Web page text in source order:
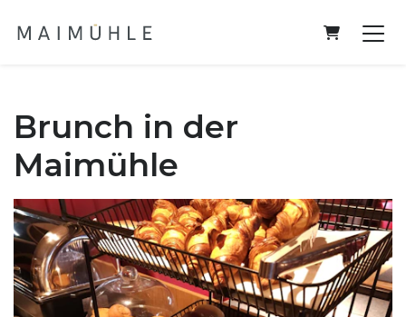
Warenkorb
Brunch in der
Maimühle